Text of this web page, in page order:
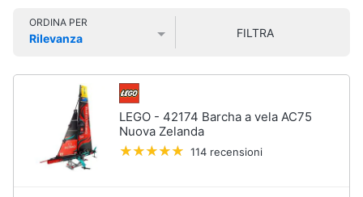
home
Audio
ORDINA PER
Rilevanza
FILTRA
LEGO - 42174 Barcha a vela AC75
Nuova Zelanda
114 recensioni